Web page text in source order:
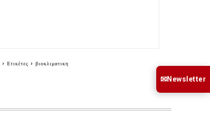
Ετικέτες βιοκλιματικη
✉Newsletter